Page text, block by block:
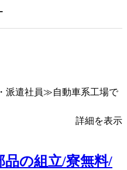
派遣社員≫自動車系工場で
詳細を表示
品の組立/寮無料/